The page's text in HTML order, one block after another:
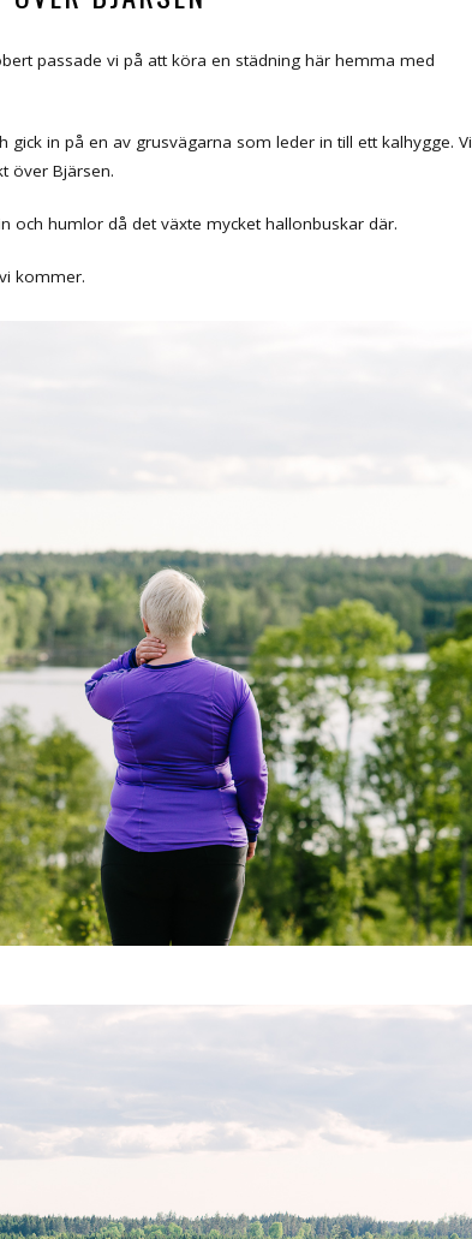
passade vi på att köra en städning här hemma med
in på en av grusvägarna som leder in till ett kalhygge. Vi
över Bjärsen.
och humlor då det växte mycket hallonbuskar där.
kommer.